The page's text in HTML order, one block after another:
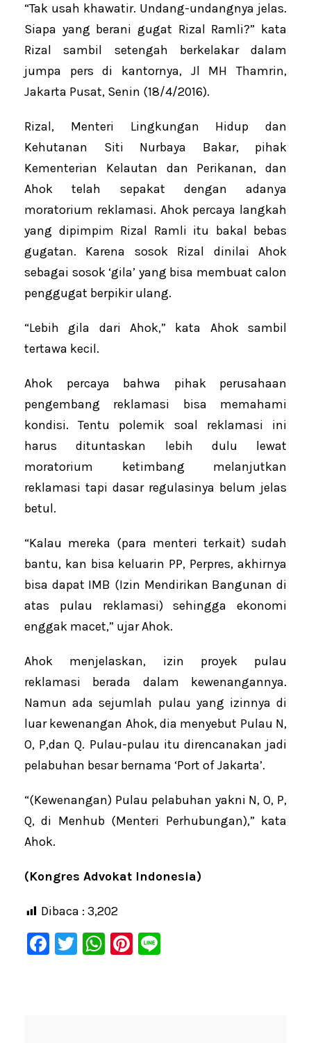
“Tak usah khawatir. Undang-undangnya jelas.
Siapa yang berani gugat Rizal Ramli?” kata
Rizal sambil setengah berkelakar dalam
jumpa pers di kantornya, Jl MH Thamrin,
Jakarta Pusat, Senin (18/4/2016).
Rizal, Menteri Lingkungan Hidup dan
Kehutanan Siti Nurbaya Bakar, pihak
Kementerian Kelautan dan Perikanan, dan
Ahok telah sepakat dengan adanya
moratorium reklamasi. Ahok percaya langkah
yang dipimpim Rizal Ramli itu bakal bebas
gugatan. Karena sosok Rizal dinilai Ahok
sebagai sosok ‘gila’ yang bisa membuat calon
penggugat berpikir ulang.
“Lebih gila dari Ahok,” kata Ahok sambil
tertawa kecil.
Ahok percaya bahwa pihak perusahaan
pengembang reklamasi bisa memahami
kondisi. Tentu polemik soal reklamasi ini
harus dituntaskan lebih dulu lewat
moratorium ketimbang melanjutkan
reklamasi tapi dasar regulasinya belum jelas
betul.
“Kalau mereka (para menteri terkait) sudah
bantu, kan bisa keluarin PP, Perpres, akhirnya
bisa dapat IMB (Izin Mendirikan Bangunan di
atas pulau reklamasi) sehingga ekonomi
enggak macet,” ujar Ahok.
Ahok menjelaskan, izin proyek pulau
reklamasi berada dalam kewenangannya.
Namun ada sejumlah pulau yang izinnya di
luar kewenangan Ahok, dia menyebut Pulau N,
O, P,dan Q. Pulau-pulau itu direncanakan jadi
pelabuhan besar bernama ‘Port of Jakarta’.
“(Kewenangan) Pulau pelabuhan yakni N, O, P,
Q, di Menhub (Menteri Perhubungan),” kata
Ahok.
(Kongres Advokat Indonesia)
Dibaca : 3,202
F
T
W Pi